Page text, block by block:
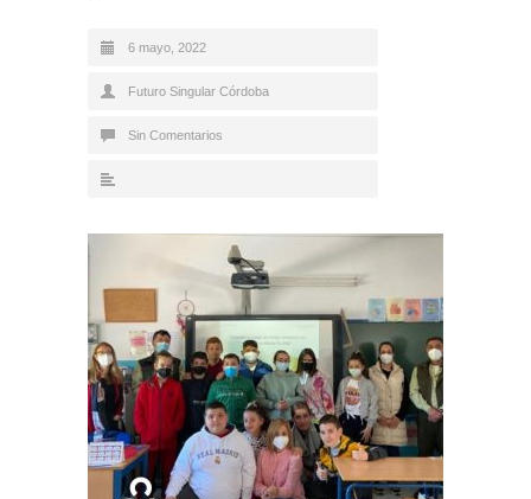
6 mayo, 2022
Futuro Singular Córdoba
Sin Comentarios